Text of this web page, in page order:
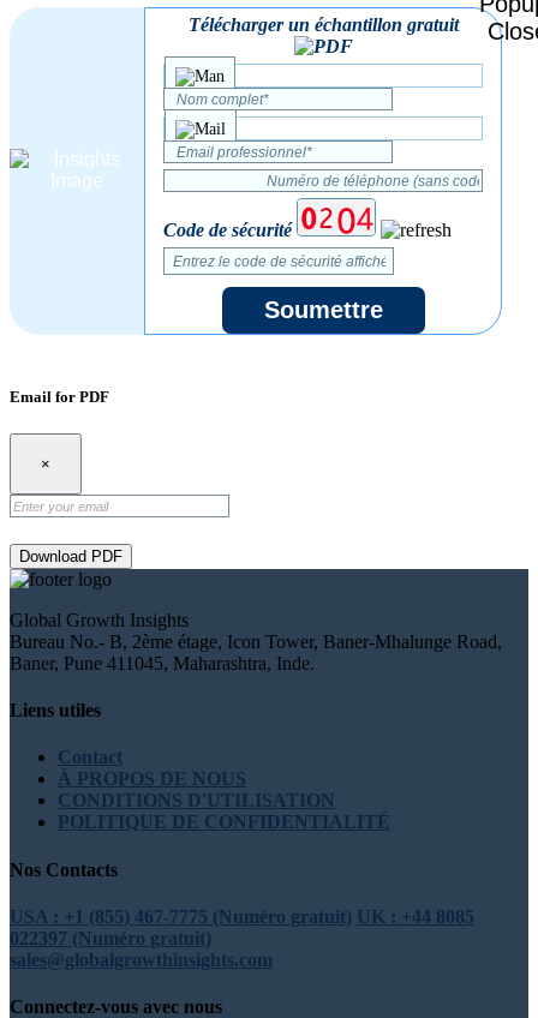
Télécharger un échantillon gratuit
Code de sécurité
Soumettre
Email for PDF
×
Download PDF
Global Growth Insights
Bureau No.- B, 2ème étage, Icon Tower, Baner-Mhalunge Road,
Baner, Pune 411045, Maharashtra, Inde.
Liens utiles
Contact
À PROPOS DE NOUS
CONDITIONS D'UTILISATION
POLITIQUE DE CONFIDENTIALITÉ
Nos Contacts
USA : +1 (855) 467-7775 (Numéro gratuit) UK : +44 8085
022397 (Numéro gratuit)
sales@globalgrowthinsights.com
Connectez-vous avec nous